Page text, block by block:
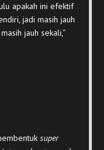
apakah ini efektif
jadi masih jauh
jauh sekali,”
super